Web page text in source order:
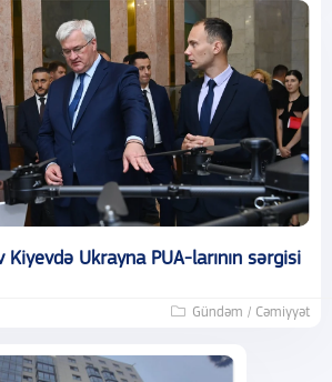
Kiyevdə Ukrayna PUA-larının sərgisi
Gündəm / Cəmiyyət